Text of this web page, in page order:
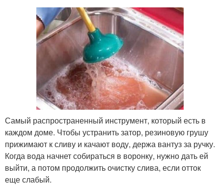
Самый распространенный инструмент, который есть в
каждом доме. Чтобы устранить затор, резиновую грушу
прижимают к сливу и качают воду, держа вантуз за ручку.
Когда вода начнет собираться в воронку, нужно дать ей
выйти, а потом продолжить очистку слива, если отток
еще слабый.